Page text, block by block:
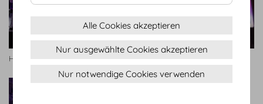
Habegger
Alle Cookies akzeptieren
Nur ausgewählte Cookies akzeptieren
Nur notwendige Cookies verwenden